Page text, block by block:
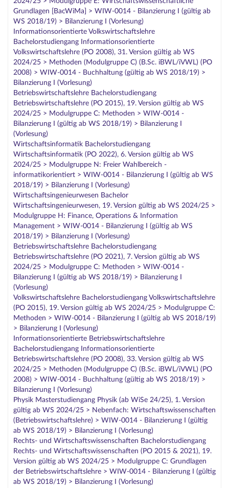
Grundlagen [BacWiMa] > WIW-0014 - Bilanzierung I (gültig ab
WS 2018/19) > Bilanzierung I (Vorlesung)
Informationsorientierte Volkswirtschaftslehre
Bachelorstudiengang Informationsorientierte
Volkswirtschaftslehre (PO 2008), 31. Version gültig ab WS
2024/25 > Methoden (Modulgruppe C) (B.Sc. iBWL/iVWL) (PO
2008) > WIW-0014 - Buchhaltung (gültig ab WS 2018/19) >
Bilanzierung I (Vorlesung)
Betriebswirtschaftslehre Bachelorstudiengang
Betriebswirtschaftslehre (PO 2015), 19. Version gültig ab WS
2024/25 > Modulgruppe C: Methoden > WIW-0014 -
Bilanzierung I (gültig ab WS 2018/19) > Bilanzierung I
(Vorlesung)
Wirtschaftsinformatik Bachelorstudiengang
Wirtschaftsinformatik (PO 2022), 6. Version gültig ab WS
2024/25 > Modulgruppe N: Freier Wahlbereich -
informatikorientiert > WIW-0014 - Bilanzierung I (gültig ab WS
2018/19) > Bilanzierung I (Vorlesung)
Wirtschaftsingenieurwesen Bachelor
Wirtschaftsingenieurwesen, 19. Version gültig ab WS 2024/25 >
Modulgruppe H: Finance, Operations & Information
Management > WIW-0014 - Bilanzierung I (gültig ab WS
2018/19) > Bilanzierung I (Vorlesung)
Betriebswirtschaftslehre Bachelorstudiengang
Betriebswirtschaftslehre (PO 2021), 7. Version gültig ab WS
2024/25 > Modulgruppe C: Methoden > WIW-0014 -
Bilanzierung I (gültig ab WS 2018/19) > Bilanzierung I
(Vorlesung)
Volkswirtschaftslehre Bachelorstudiengang Volkswirtschaftslehre
(PO 2015), 19. Version gültig ab WS 2024/25 > Modulgruppe C:
Methoden > WIW-0014 - Bilanzierung I (gültig ab WS 2018/19)
> Bilanzierung I (Vorlesung)
Informationsorientierte Betriebswirtschaftslehre
Bachelorstudiengang Informationsorientierte
Betriebswirtschaftslehre (PO 2008), 33. Version gültig ab WS
2024/25 > Methoden (Modulgruppe C) (B.Sc. iBWL/iVWL) (PO
2008) > WIW-0014 - Buchhaltung (gültig ab WS 2018/19) >
Bilanzierung I (Vorlesung)
Physik Masterstudiengang Physik (ab WiSe 24/25), 1. Version
gültig ab WS 2024/25 > Nebenfach: Wirtschaftswissenschaften
(Betriebswirtschaftslehre) > WIW-0014 - Bilanzierung I (gültig
ab WS 2018/19) > Bilanzierung I (Vorlesung)
Rechts- und Wirtschaftswissenschaften Bachelorstudiengang
Rechts- und Wirtschaftswissenschaften (PO 2015 & 2021), 19.
Version gültig ab WS 2024/25 > Modulgruppe C: Grundlagen
der Betriebswirtschaftslehre > WIW-0014 - Bilanzierung I (gültig
ab WS 2018/19) > Bilanzierung I (Vorlesung)